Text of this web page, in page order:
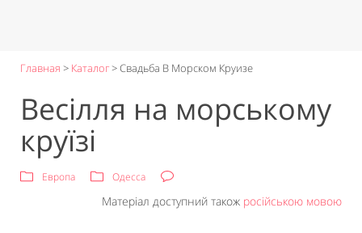
Главная > Каталог>Свадьба В Морском Круизе
Весілля на морському
круїзі
Европа Одесса
Матеріал доступний також російською мовою